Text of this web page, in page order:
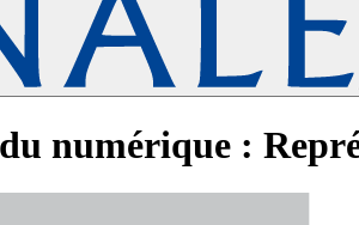
numérique :